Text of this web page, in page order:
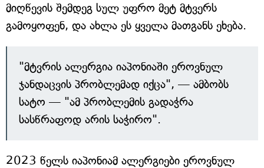
მიღწევის შემდეგ სულ უფრო მეტ მტვერს
გამოყოფენ, და ახლა ეს ყველა მათგანს ეხება.
"მტვრის ალერგია იაპონიაში ეროვნულ
ჯანდაცვის პრობლემად იქცა", — ამბობს
სატო — "ამ პრობლემის გადაჭრა
სასწრაფოდ არის საჭირო".
2023 წელს იაპონიამ ალერგიები ეროვნულ